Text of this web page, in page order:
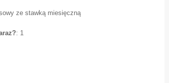
ze stawką miesięczną
: 1